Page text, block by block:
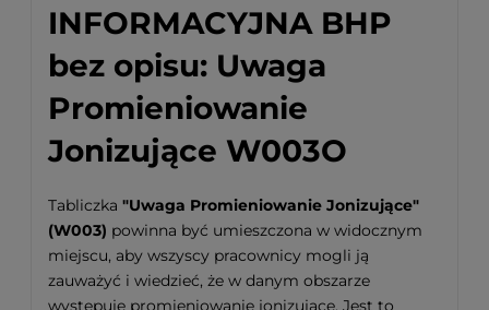
INFORMACYJNA BHP
bez opisu: Uwaga
Promieniowanie
Jonizujące W003O
Tabliczka "Uwaga Promieniowanie Jonizujące"
(W003) powinna być umieszczona w widocznym
miejscu, aby wszyscy pracownicy mogli ją
zauważyć i wiedzieć, że w danym obszarze
występuje promieniowanie jonizujące. Jest to